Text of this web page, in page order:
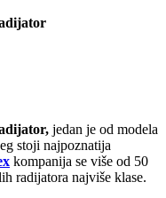
jedan je od modela
stoji najpoznatija
kompanija se više od 50
radijatora najviše klase.